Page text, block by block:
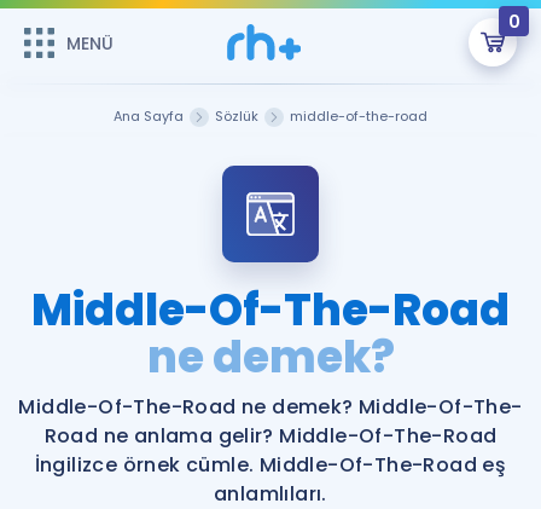
MENÜ
0
Şifremi Hatırlamıyorum
Sepetin Şu An Boş.
Remzi Hoca ile seni sınava hazırlayacak onlarca eğitim seni
bekliyor!
MENÜ
Faydalı Araçlar
Ücretsiz Kaynaklar
Blog
İngilizce Gramer
Kariyer
Ana Sayfa Sözlük middle-of-the-road
Middle-Of-The-Road
ne demek?
Middle-Of-The-Road ne demek? Middle-Of-The-
Road ne anlama gelir? Middle-Of-The-Road
İngilizce örnek cümle. Middle-Of-The-Road eş
anlamlıları.